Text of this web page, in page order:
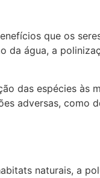
que os
da água, a
das espécies às
adversas, como
naturais, a